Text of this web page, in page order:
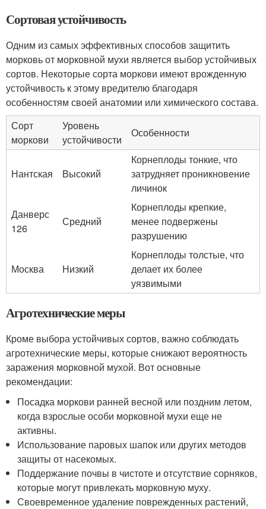
Сортовая устойчивость
Одним из самых эффективных способов защитить
морковь от морковной мухи является выбор устойчивых
сортов. Некоторые сорта моркови имеют врожденную
устойчивость к этому вредителю благодаря
особенностям своей анатомии или химического состава.
Сорт
моркови
Уровень
устойчивости
Особенности
Нантская Высокий
Корнеплоды тонкие, что
затрудняет проникновение
личинок
Данверс
126
Средний
Корнеплоды крепкие,
менее подвержены
разрушению
Москва Низкий
Корнеплоды толстые, что
делает их более
уязвимыми
Агротехнические меры
Кроме выбора устойчивых сортов, важно соблюдать
агротехнические меры, которые снижают вероятность
заражения морковной мухой. Вот основные
рекомендации:
Посадка моркови ранней весной или поздним летом,
когда взрослые особи морковной мухи еще не
активны.
Использование паровых шапок или других методов
защиты от насекомых.
Поддержание почвы в чистоте и отсутствие сорняков,
которые могут привлекать морковную муху.
Своевременное удаление поврежденных растений,